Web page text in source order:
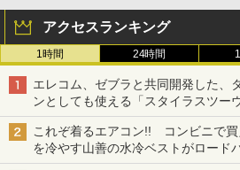
アクセスランキング
1時間 24時間
エレコム、ゼブラと共同開発した、
ンとしても使える「スタイラスツ
も、持ち替えずに書き込める
これぞ着るエアコン!! コンビニで
を冷やす山善の水冷ベストがロード
ち・ざ・ろーど！その14】【空いた